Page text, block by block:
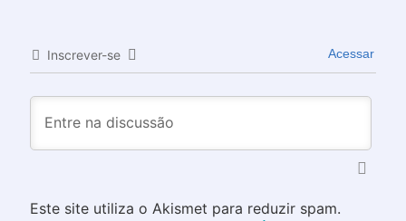
Inscrever-se Acessar
Este site utiliza o Akismet para reduzir spam.